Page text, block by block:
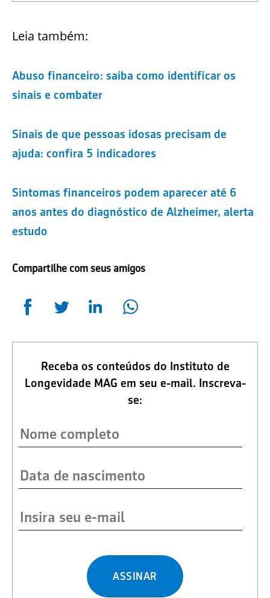
Leia também:
Abuso financeiro: saiba como identificar os
sinais e combater
Sinais de que pessoas idosas precisam de
ajuda: confira 5 indicadores
Sintomas financeiros podem aparecer até 6
anos antes do diagnóstico de Alzheimer, alerta
estudo
Compartilhe com seus amigos
Receba os conteúdos do Instituto de
Longevidade MAG em seu e-mail. Inscreva-
se:
ASSINAR